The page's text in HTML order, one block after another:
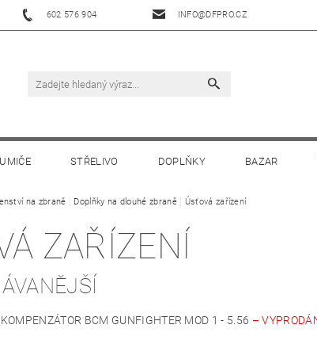
602 576 904 INFO@DFPRO.CZ
STŘELIVO DOPLŇKY BAZAR
na zbraně Doplňky na dlouhé zbraně Úsťová zařízení
ZAŘÍZENÍ
KOMPENZÁTOR BCM GUNFIGHTER MOD 1 - 5.56 –